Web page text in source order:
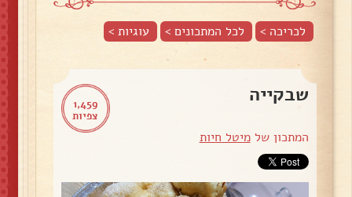
לכריכה > לכל המתכונים > עוגיות>
1,459
צפיות
שבקייה
המתכון שלמיטל חיות